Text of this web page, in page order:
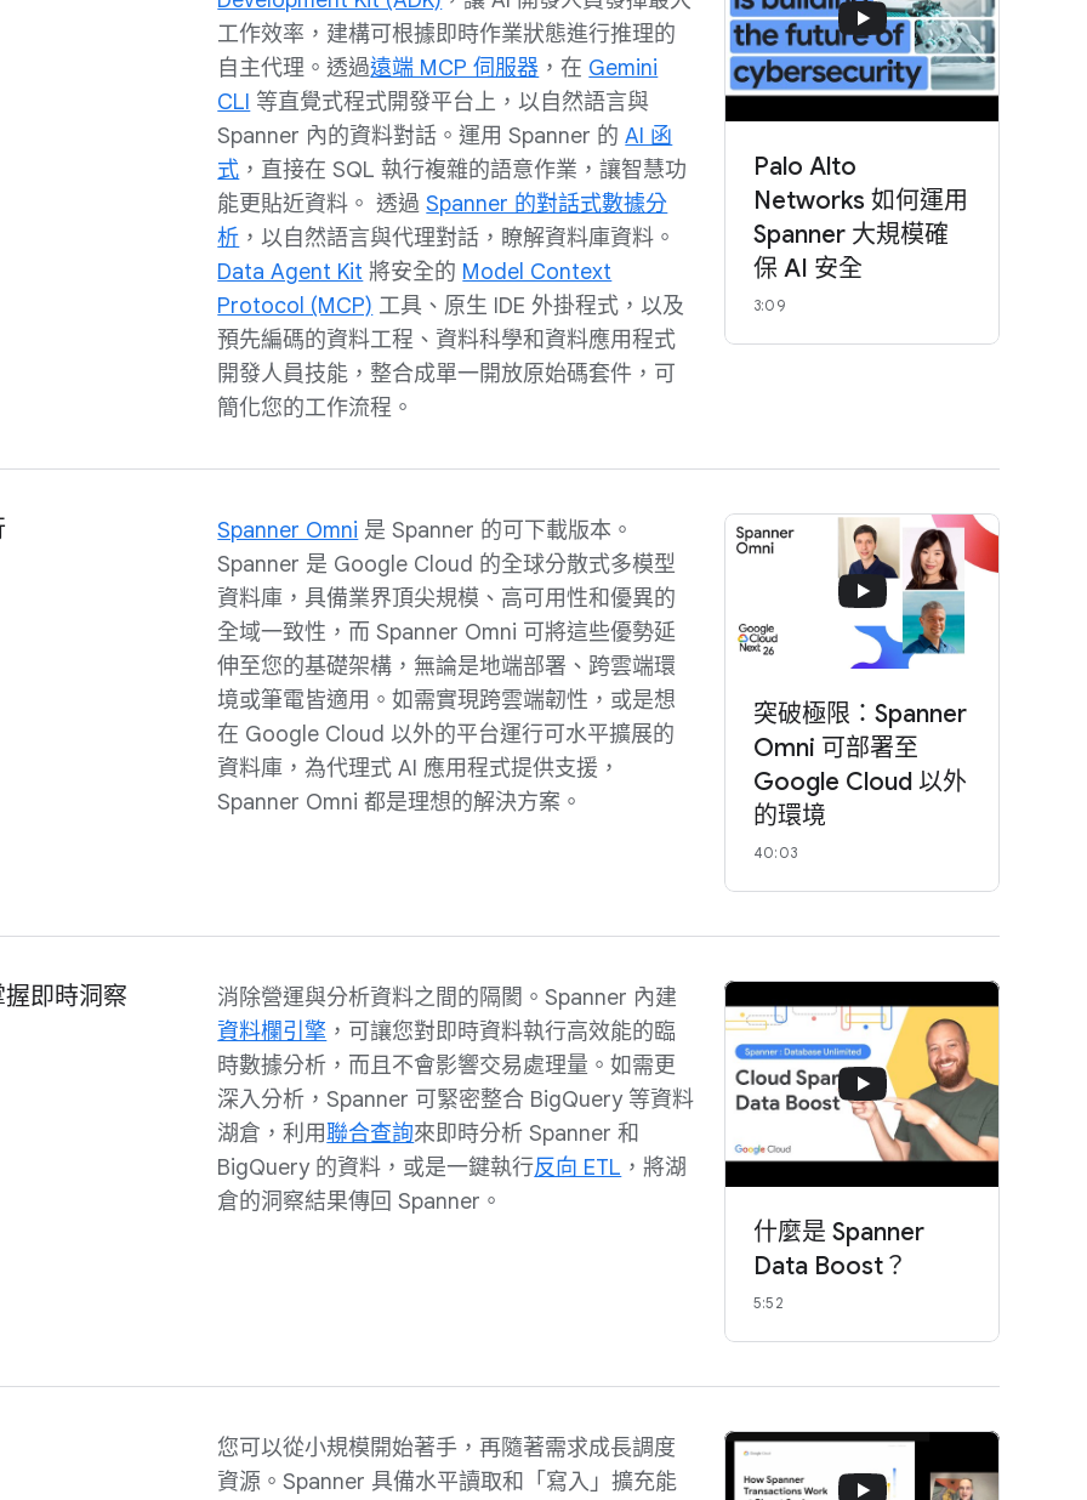
工作效率，建構可根據即時作業狀態進行推理的
自主代理。透過遠端 MCP 伺服器 ，在 Gemini
CLI 等直覺式程式開發平台上，以自然語言與
Spanner 內的資料對話。運用 Spanner 的AI 函
式 ，直接在 SQL 執行複雜的語意作業，讓智慧功
能更貼近資料。 透過Spanner 的對話式數據分
析 ，以自然語言與代理對話，瞭解資料庫資料。
Data Agent Kit 將安全的 Model Context
Protocol (MCP) 工具、原生 IDE 外掛程式，以及
預先編碼的資料工程、資料科學和資料應用程式
開發人員技能，整合成單一開放原始碼套件，可
簡化您的工作流程。
Palo Alto
Networks 如何運用
Spanner 大規模確
保 AI 安全
3:09
Spanner Omni 是 Spanner 的可下載版本。
Spanner 是 Google Cloud 的全球分散式多模型
資料庫，具備業界頂尖規模、高可用性和優異的
全域一致性，而 Spanner Omni 可將這些優勢延
伸至您的基礎架構，無論是地端部署、跨雲端環
境或筆電皆適用。如需實現跨雲端韌性，或是想
在 Google Cloud 以外的平台運行可水平擴展的
資料庫，為代理式 AI 應用程式提供支援，
Spanner Omni 都是理想的解決方案。
突破極限：Spanner
Omni 可部署至
Google Cloud 以外
的環境
40:03
即時洞察
消除營運與分析資料之間的隔閡。Spanner 內建
資料欄引擎 ，可讓您對即時資料執行高效能的臨
時數據分析，而且不會影響交易處理量。如需更
深入分析，Spanner 可緊密整合 BigQuery 等資料
湖倉，利用聯合查詢來即時分析 Spanner 和
BigQuery 的資料，或是一鍵執行反向 ETL ，將湖
倉的洞察結果傳回 Spanner。
什麼是 Spanner
Data Boost？
5:52
您可以從小規模開始著手，再隨著需求成長調度
資源。Spanner 具備水平讀取和「寫入」擴充能